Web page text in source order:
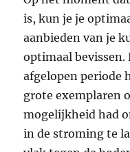
is, kun je je
aanbieden van je
optimaal bevissen.
afgelopen periode
grote exemplaren
mogelijkheid had
in de stroming te